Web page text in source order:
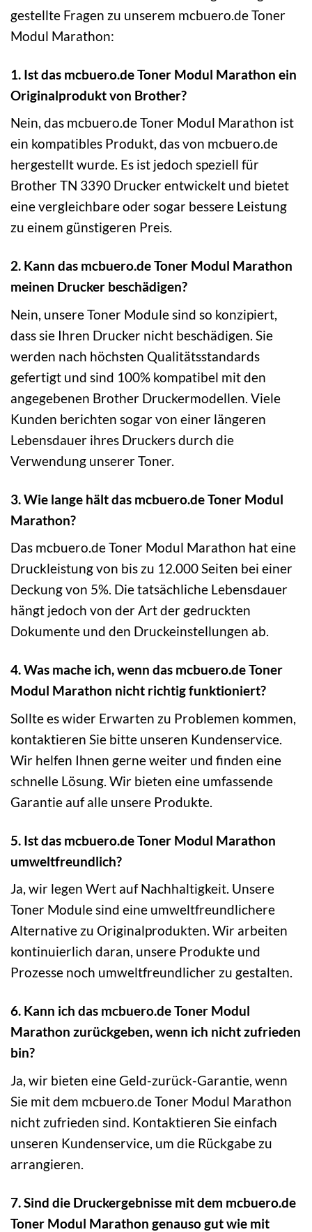
gestellte Fragen zu unserem mcbuero.de Toner
Modul Marathon:
1. Ist das mcbuero.de Toner Modul Marathon ein
Originalprodukt von Brother?
Nein, das mcbuero.de Toner Modul Marathon ist
ein kompatibles Produkt, das von mcbuero.de
hergestellt wurde. Es ist jedoch speziell für
Brother TN 3390 Drucker entwickelt und bietet
eine vergleichbare oder sogar bessere Leistung
zu einem günstigeren Preis.
2. Kann das mcbuero.de Toner Modul Marathon
meinen Drucker beschädigen?
Nein, unsere Toner Module sind so konzipiert,
dass sie Ihren Drucker nicht beschädigen. Sie
werden nach höchsten Qualitätsstandards
gefertigt und sind 100% kompatibel mit den
angegebenen Brother Druckermodellen. Viele
Kunden berichten sogar von einer längeren
Lebensdauer ihres Druckers durch die
Verwendung unserer Toner.
3. Wie lange hält das mcbuero.de Toner Modul
Marathon?
Das mcbuero.de Toner Modul Marathon hat eine
Druckleistung von bis zu 12.000 Seiten bei einer
Deckung von 5%. Die tatsächliche Lebensdauer
hängt jedoch von der Art der gedruckten
Dokumente und den Druckeinstellungen ab.
4. Was mache ich, wenn das mcbuero.de Toner
Modul Marathon nicht richtig funktioniert?
Sollte es wider Erwarten zu Problemen kommen,
kontaktieren Sie bitte unseren Kundenservice.
Wir helfen Ihnen gerne weiter und finden eine
schnelle Lösung. Wir bieten eine umfassende
Garantie auf alle unsere Produkte.
5. Ist das mcbuero.de Toner Modul Marathon
umweltfreundlich?
Ja, wir legen Wert auf Nachhaltigkeit. Unsere
Toner Module sind eine umweltfreundlichere
Alternative zu Originalprodukten. Wir arbeiten
kontinuierlich daran, unsere Produkte und
Prozesse noch umweltfreundlicher zu gestalten.
6. Kann ich das mcbuero.de Toner Modul
Marathon zurückgeben, wenn ich nicht zufrieden
bin?
Ja, wir bieten eine Geld-zurück-Garantie, wenn
Sie mit dem mcbuero.de Toner Modul Marathon
nicht zufrieden sind. Kontaktieren Sie einfach
unseren Kundenservice, um die Rückgabe zu
arrangieren.
7. Sind die Druckergebnisse mit dem mcbuero.de
Toner Modul Marathon genauso gut wie mit